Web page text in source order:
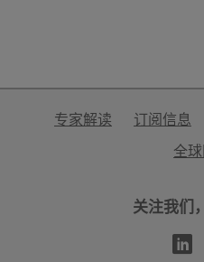
专家解读 订阅信息
全
关注我们